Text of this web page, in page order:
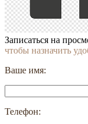
Записаться на
чтобы назначить
Ваше имя:
Телефон: